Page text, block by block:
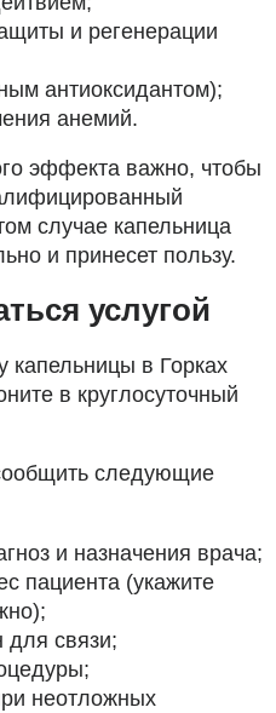
и регенерации
антиоксидантом);
анемий.
эффекта важно, чтобы
случае капельница
и принесет пользу.
услугой
капельницы в Горках
в круглосуточный
следующие
и назначения врача;
пациента (укажите
для связи;
неотложных